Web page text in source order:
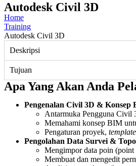
Autodesk Civil 3D
Home
Training
Autodesk Civil 3D
Deskripsi
Tujuan
Apa Yang Akan Anda
Pengenalan Civil 3D & Konsep
Antarmuka Pengguna Civil
Memahami konsep BIM
Pengaturan proyek, template
Pengolahan Data Survei &
Mengimpor data poin (point
Membuat dan mengedit